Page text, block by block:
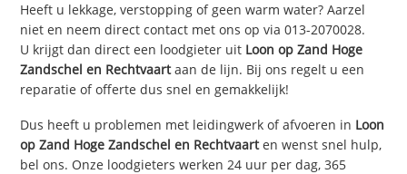
Heeft u lekkage, verstopping of geen warm water? Aarzel
niet en neem direct contact met ons op via 013-2070028.
U krijgt dan direct een loodgieter uit Loon op Zand Hoge
Zandschel en Rechtvaartaan de lijn. Bij ons regelt u een
reparatie of offerte dus snel en gemakkelijk!
Dus heeft u problemen met leidingwerk of afvoeren in Loon
op Zand Hoge Zandschel en Rechtvaarten wenst snel hulp,
bel ons. Onze loodgieters werken 24 uur per dag, 365